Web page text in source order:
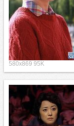
580x869 95K